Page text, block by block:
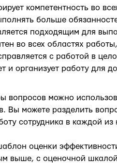
компетентность во
больше
подходящим для
во всех областях
с работой в
и организует работу для
вопросов можно
Вы можете разделить
сотрудника в каждой из
оценки
выше, с оценочной